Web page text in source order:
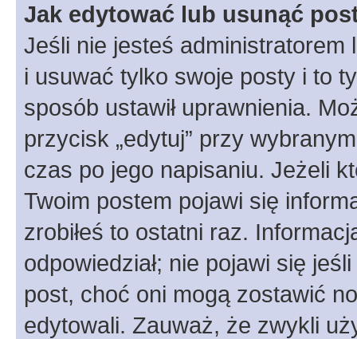
Jak edytować lub usunąć
Jeśli nie jesteś
i usuwać tylko swoje posty i to
sposób ustawił uprawnienia.
przycisk „edytuj” przy
czas po jego napisaniu. Jeżeli
Twoim postem pojawi się
zrobiłeś to ostatni raz.
odpowiedział; nie pojawi się
post, choć oni mogą zostawić
edytowali. Zauważ, że zwykli